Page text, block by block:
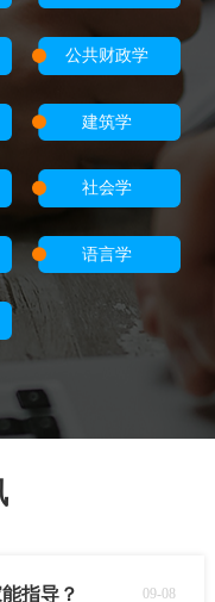
公共财政学
建筑学
社会学
语言学
指导？ 09-08